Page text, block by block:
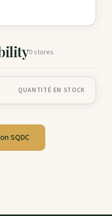
0 stores
QUANTITÉ EN STOCK
SQDC